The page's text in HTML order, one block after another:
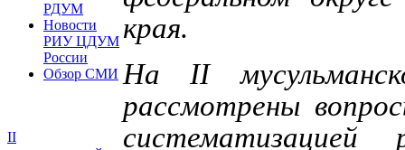
РДУМ
Новости
РИУ ЦДУМ
России
Обзор СМИ
II
края.
На II
рассмотрены
систематизацией